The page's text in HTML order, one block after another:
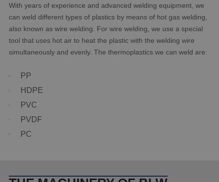
With years of experience and advanced welding equipment, we
can weld different types of plastics by means of hot gas welding,
also known as wire welding. For wire welding, we use a special
tool that uses hot air to heat the plastic with the welding wire
simultaneously and evenly. The thermoplastics we can weld are:
PP
HDPE
PVC
PVDF
PC